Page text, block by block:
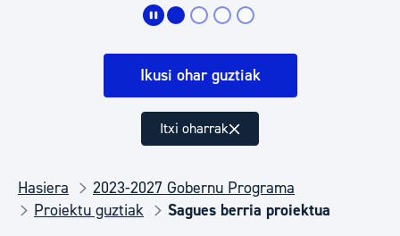
Ikusi ohar guztiak
Itxi oharrak
Hasiera
2023-2027 Gobernu Programa
Proiektu guztiak
Sagues berria proiektua